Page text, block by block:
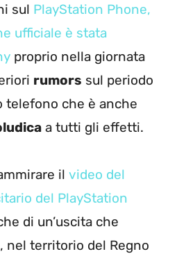
sul PlayStation Phone,
ufficiale è stata
proprio nella giornata
rumors sul periodo
telefono che è anche
a tutti gli effetti.
il video del
del PlayStation
di un’uscita che
nel territorio del Regno